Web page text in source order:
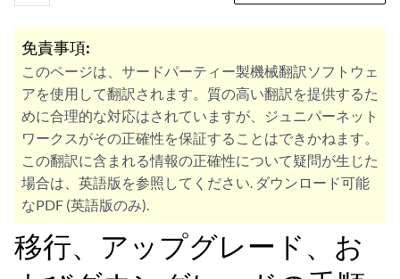
免責事項:
このページは、サードパーティー製機械翻訳ソフトウェ
アを使用して翻訳されます。質の高い翻訳を提供するた
めに合理的な対応はされていますが、ジュニパーネット
ワークスがその正確性を保証することはできかねます。
この翻訳に含まれる情報の正確性について疑問が生じた
場合は、英語版を参照してください. ダウンロード可能
なPDF (英語版のみ).
移行、アップグレード、お